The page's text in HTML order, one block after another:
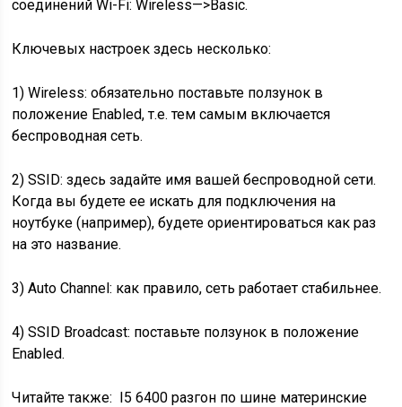
соединений Wi-Fi: Wireless—>Basic.
Ключевых настроек здесь несколько:
1) Wireless: обязательно поставьте ползунок в
положение Enabled, т.е. тем самым включается
беспроводная сеть.
2) SSID: здесь задайте имя вашей беспроводной сети.
Когда вы будете ее искать для подключения на
ноутбуке (например), будете ориентироваться как раз
на это название.
3) Auto Channel: как правило, сеть работает стабильнее.
4) SSID Broadcast: поставьте ползунок в положение
Enabled.
Читайте также: I5 6400 разгон по шине материнские